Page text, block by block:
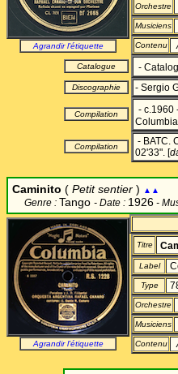
Agrandir l'étiquette
Orchestre
Musiciens
Contenu
Catalogue -
Discographie - Sergio
Compilation - c.1960
Compilation - BATC.
02'33". [
Caminito ( Petit sentier ) ▲▲
Genre : Tango - Date : 1926 -
Agrandir l'étiquette
Titre
Label
Type
Orchestre
Musiciens
Contenu